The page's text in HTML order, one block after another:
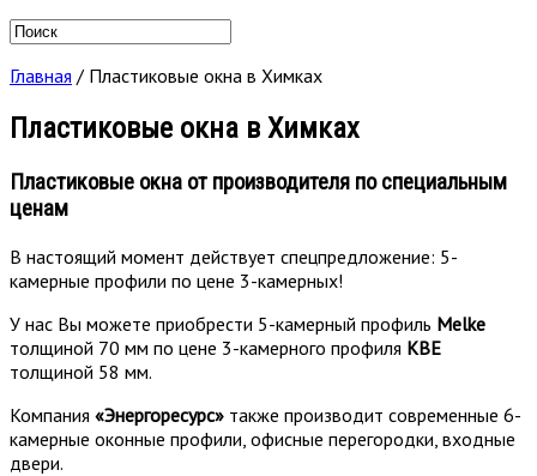
Главная / Пластиковые окна в Химках
Пластиковые окна в Химках
Пластиковые окна от производителя по специальным
ценам
В настоящий момент действует спецпредложение: 5-
камерные профили по цене 3-камерных!
У нас Вы можете приобрести 5-камерный профиль Melke
толщиной 70 мм по цене 3-камерного профиля KBE
толщиной 58 мм.
Компания «Энергоресурс» также производит современные 6-
камерные оконные профили, офисные перегородки, входные
двери.